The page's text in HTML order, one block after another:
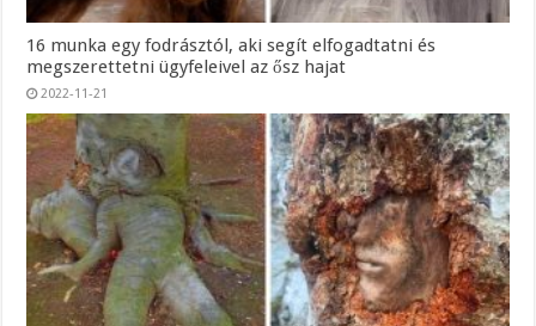
16 munka egy fodrásztól, aki segít elfogadtatni és
megszerettetni ügyfeleivel az ősz hajat
2022-11-21